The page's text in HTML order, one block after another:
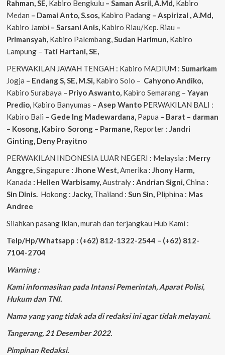
Rahman, SE, Kabiro Bengkulu – Saman Asril, A.Md, Kabiro
Medan – Damai Anto, S.sos, Kabiro Padang– Aspirizal , A.Md,
Kabiro Jambi – Sarsani Anis, Kabiro Riau/Kep. Riau –
Primansyah, Kabiro Palembang,Sudan Harimun, Kabiro
Lampung – Tati Hartani, SE,
PERWAKILAN JAWAH TENGAH : Kabiro MADIUM : Sumarkam
Jogja – Endang S, SE, M.Si, Kabiro Solo – CahyonoAndiko,
Kabiro Surabaya – PriyoAswanto, Kabiro Semarang – Yayan
Predio, Kabiro Banyumas – Asep WantoPERWAKILAN BALI :
Kabiro Bali – Gede Ing Madewardana, Papua – Barat – darman
– Kosong, Kabiro Sorong – Parmane, Reporter : Jandri
Ginting, Deny Prayitno
PERWAKILAN INDONESIA LUAR NEGERI : Melaysia : Merry
Anggre,Singapure: Jhone West,Amerika : Jhony Harm,
Kanada : Hellen Warbisamy,Australy : Andrian Signi,China :
Sin Dinis. Hokong : Jacky, Thailand : Sun Sin, Pliphina : Mas
Andree
Silahkan pasang Iklan, murah dan terjangkau Hub Kami :
Telp/Hp/Whatsapp : (+62) 812-1322-2544 – (+62) 812-
7104-2704
Warning :
Kami informasikan pada Intansi Pemerintah, Aparat Polisi,
Hukum dan TNI.
Nama yang yang tidak ada di redaksi ini agar tidak melayani.
Tangerang, 21 Desember 2022.
Pimpinan Redaksi.